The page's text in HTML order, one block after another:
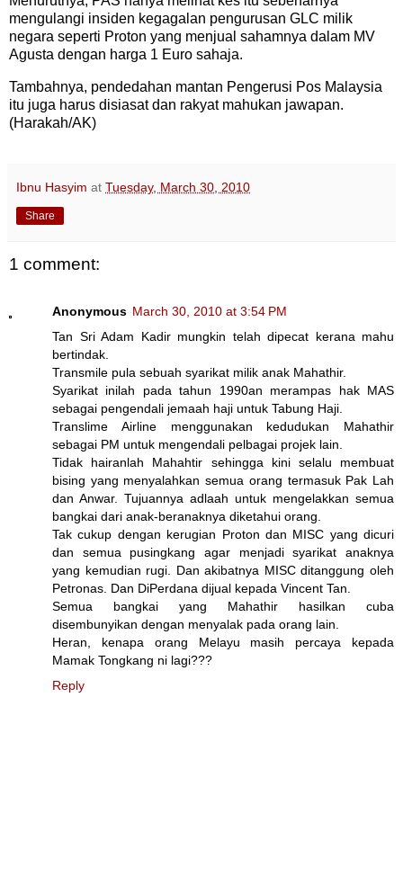
mengulangi insiden kegagalan pengurusan GLC milik
negara seperti Proton yang menjual sahamnya dalam MV
Agusta dengan harga 1 Euro sahaja.
Tambahnya, pendedahan mantan Pengerusi Pos Malaysia
itu juga harus disiasat dan rakyat mahukan jawapan.
(Harakah/AK)
Ibnu Hasyim at Tuesday, March 30, 2010
Share
1 comment:
Anonymous March 30, 2010 at 3:54 PM
Tan Sri Adam Kadir mungkin telah dipecat kerana mahu
bertindak.
Transmile pula sebuah syarikat milik anak Mahathir.
Syarikat inilah pada tahun 1990an merampas hak MAS
sebagai pengendali jemaah haji untuk Tabung Haji.
Translime Airline menggunakan kedudukan Mahathir
sebagai PM untuk mengendali pelbagai projek lain.
Tidak hairanlah Mahahtir sehingga kini selalu membuat
bising yang menyalahkan semua orang termasuk Pak Lah
dan Anwar. Tujuannya adlaah untuk mengelakkan semua
bangkai dari anak-beranaknya diketahui orang.
Tak cukup dengan kerugian Proton dan MISC yang dicuri
dan semua pusingkang agar menjadi syarikat anaknya
yang kemudian rugi. Dan akibatnya MISC ditanggung oleh
Petronas. Dan DiPerdana dijual kepada Vincent Tan.
Semua bangkai yang Mahathir hasilkan cuba
disembunyikan dengan menyalak pada orang lain.
Heran, kenapa orang Melayu masih percaya kepada
Mamak Tongkang ni lagi???
Reply